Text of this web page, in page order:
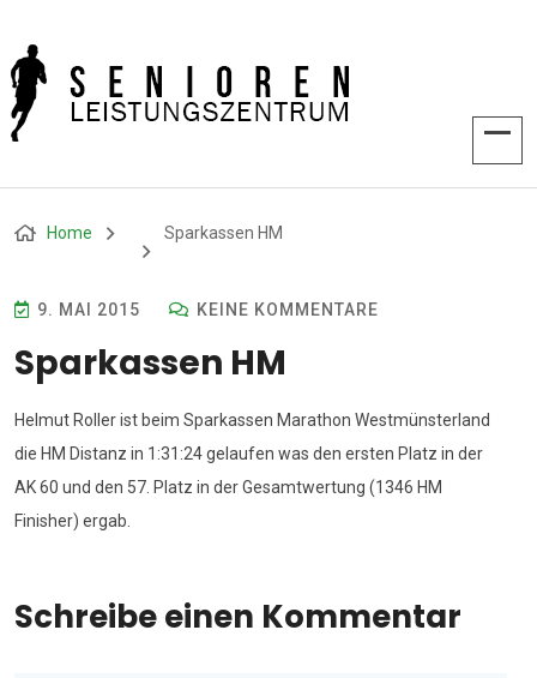
Home Sparkassen HM
9. MAI 2015 KEINE KOMMENTARE
Sparkassen HM
Helmut Roller ist beim Sparkassen Marathon Westmünsterland
die HM Distanz in 1:31:24 gelaufen was den ersten Platz in der
AK 60 und den 57. Platz in der Gesamtwertung (1346 HM
Finisher) ergab.
Schreibe einen Kommentar